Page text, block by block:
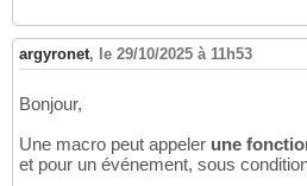
argyronet, le 29/10/2025 à 11h53
Bonjour,
Une macro peut appeler une
et pour un événement, sous